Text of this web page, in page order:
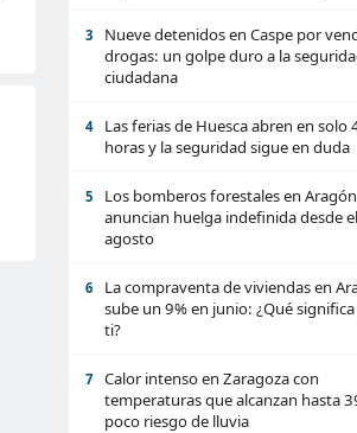
3
Nueve detenidos en Caspe por
drogas: un golpe duro a la
ciudadana
4
Las ferias de Huesca abren en solo
horas y la seguridad sigue en duda
5
Los bomberos forestales en Aragón
anuncian huelga indefinida desde
agosto
6
La compraventa de viviendas en
sube un 9% en junio: ¿Qué
ti?
7
Calor intenso en Zaragoza con
temperaturas que alcanzan hasta
poco riesgo de lluvia